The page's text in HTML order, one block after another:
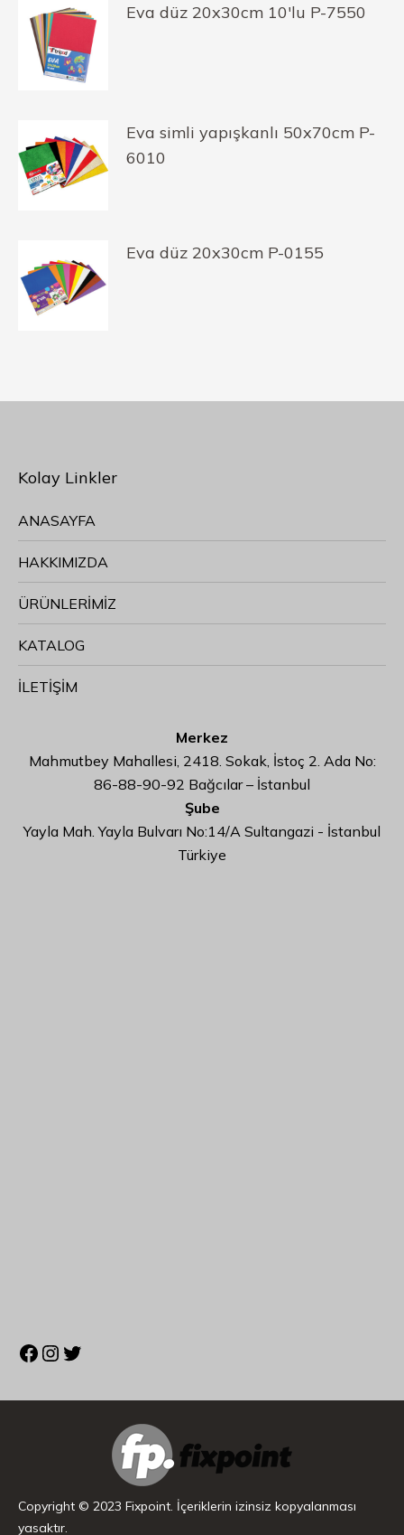
Eva düz 20x30cm 10'lu P-7550
Eva simli yapışkanlı 50x70cm P-
6010
Eva düz 20x30cm P-0155
Kolay Linkler
ANASAYFA
HAKKIMIZDA
ÜRÜNLERİMİZ
KATALOG
İLETİŞİM
Merkez
Mahmutbey Mahallesi, 2418. Sokak, İstoç 2. Ada No:
86-88-90-92 Bağcılar – İstanbul
Şube
Yayla Mah. Yayla Bulvarı No:14/A Sultangazi - İstanbul
Türkiye
Copyright © 2023 Fixpoint. İçeriklerin izinsiz kopyalanması
yasaktır.